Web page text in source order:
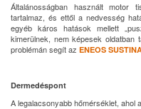
Általánosságban használt motor
tartalmaz, és ettől a nedvesség
egyéb káros hatások mellett
kimerülnek, nem képesek
problémán segít az ENEOS
Dermedéspont
A legalacsonyabb hőmérséklet, ahol